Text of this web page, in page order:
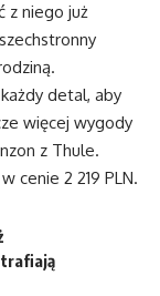
z niego już
detal, aby
więcej wygody
z Thule.
cenie 2 219 PLN.
trafiają